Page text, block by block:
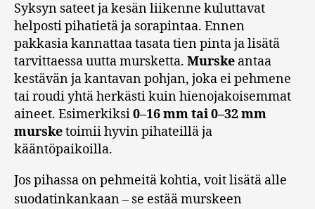
Syksyn sateet ja kesän liikenne kuluttavat
helposti pihatietä ja sorapintaa. Ennen
pakkasia kannattaa tasata tien pinta ja lisätä
tarvittaessa uutta mursketta. Murske antaa
kestävän ja kantavan pohjan, joka ei pehmene
tai roudi yhtä herkästi kuin hienojakoisemmat
aineet. Esimerkiksi0–16 mm tai 0–32 mm
mursketoimii hyvin pihateillä ja
kääntöpaikoilla.
Jos pihassa on pehmeitä kohtia, voit lisätä alle
suodatinkankaan – se estää murskeen